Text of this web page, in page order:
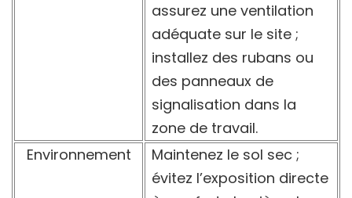
assurez une ventilation
adéquate sur le site ;
installez des rubans ou
des panneaux de
signalisation dans la
zone de travail.
Environnement
Maintenez le sol sec ;
évitez l’exposition directe